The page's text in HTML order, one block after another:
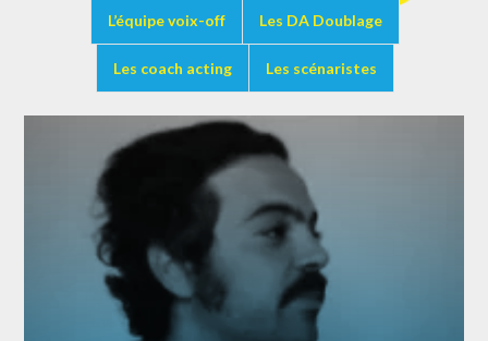
L’équipe voix-off Les DA Doublage
Les coach acting Les scénaristes